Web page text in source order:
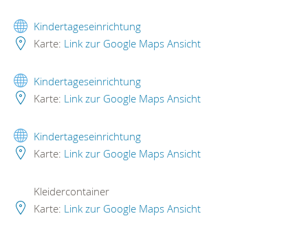
Kindertageseinrichtung
Karte: Link zur Google Maps Ansicht
Kindertageseinrichtung
Karte: Link zur Google Maps Ansicht
Kindertageseinrichtung
Karte: Link zur Google Maps Ansicht
Kleidercontainer
Karte: Link zur Google Maps Ansicht